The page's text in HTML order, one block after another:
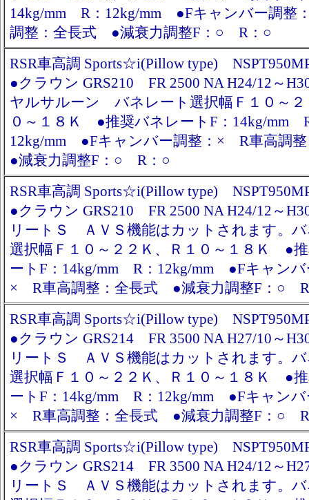
14kg/mm R：12kg/mm ●Fキャンバー調整
調整：全長式 ●減衰力調整F：○ R：○
RSR車高調 Sports☆i(Pillow type)
●クラウン GRS210 FR 2500 NA H24/12～
ヤルサルーン バネレート選択幅Ｆ１０～２
０～１８Ｋ ●推奨バネレートF：14kg/mm
12kg/mm ●Fキャンバー調整：× R車高調
●減衰力調整F：○ R：○
RSR車高調 Sports☆i(Pillow type)
●クラウン GRS210 FR 2500 NA H24/12～
リートＳ ＡＶＳ機能はカットされます。
選択幅Ｆ１０～２２Ｋ、Ｒ１０～１８Ｋ ●
ートF：14kg/mm R：12kg/mm ●Fキャンバ
× R車高調整：全長式 ●減衰力調整F：○
RSR車高調 Sports☆i(Pillow type)
●クラウン GRS214 FR 3500 NA H27/10～
リートＳ ＡＶＳ機能はカットされます。
選択幅Ｆ１０～２２Ｋ、Ｒ１０～１８Ｋ ●
ートF：14kg/mm R：12kg/mm ●Fキャンバ
× R車高調整：全長式 ●減衰力調整F：○
RSR車高調 Sports☆i(Pillow type)
●クラウン GRS214 FR 3500 NA H24/12～
リートＳ ＡＶＳ機能はカットされます。